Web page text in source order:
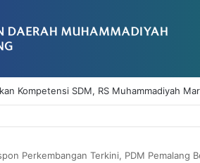
Kompetensi SDM, RS Muhammadiyah
Perkembangan Terkini, PDM Pemalang